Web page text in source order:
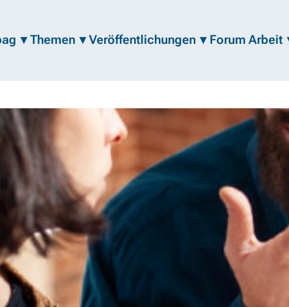
Themen Veröffentlichungen Forum Arbeit